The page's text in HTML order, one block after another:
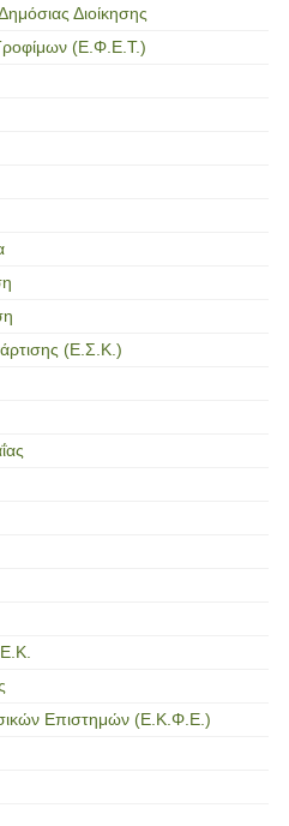
Διοίκησης
(Ε.Φ.Ε.Τ.)
(Ε.Σ.Κ.)
Επιστημών (Ε.Κ.Φ.Ε.)